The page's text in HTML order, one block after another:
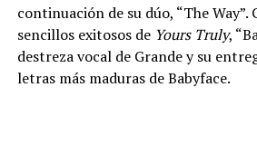
continuación de su dúo, “The Way”.
sencillos exitosos de Yours Truly,
destreza vocal de Grande y su
letras más maduras de Babyface.